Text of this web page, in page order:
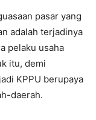
pasar yang
adalah terjadinya
pelaku usaha
itu, demi
KPPU berupaya
daerah.